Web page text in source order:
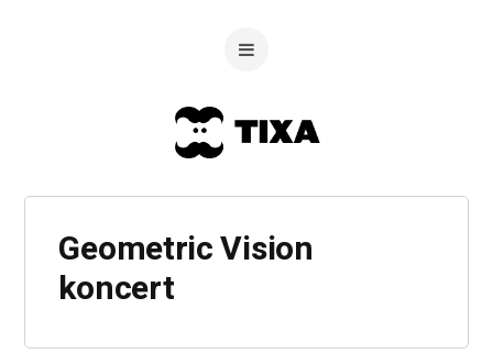
Geometric Vision
koncert